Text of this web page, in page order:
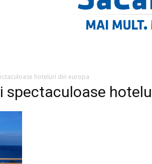
hoteluri din europa
spectaculoase